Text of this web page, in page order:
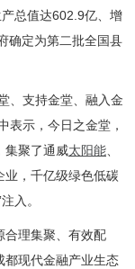
总值达602.9亿、增
确定为第二批全国县
、支持金堂、融入金
表示，今日之金堂，
集聚了通威太阳能、
业，千亿级绿色低碳
入。
合理集聚、有效配
都现代金融产业生态